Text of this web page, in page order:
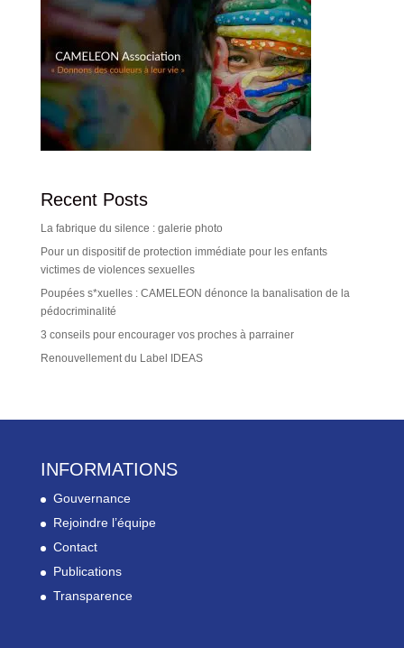
Recent Posts
La fabrique du silence : galerie photo
Pour un dispositif de protection immédiate pour les enfants
victimes de violences sexuelles
Poupées s*xuelles : CAMELEON dénonce la banalisation de la
pédocriminalité
3 conseils pour encourager vos proches à parrainer
Renouvellement du Label IDEAS
INFORMATIONS
Gouvernance
Rejoindre l’équipe
Contact
Publications
Transparence